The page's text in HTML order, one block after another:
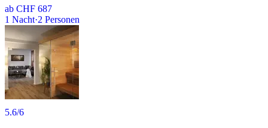
ab CHF 687
1 Nacht·2 Personen
5.6/6